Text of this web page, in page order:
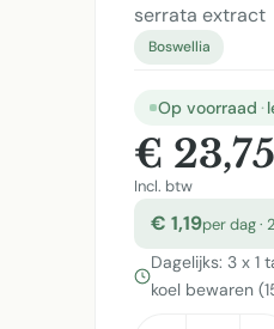
serrata extract
Boswellia
Op voorraad ·
€ 23,75
Incl. btw
€ 1,19per dag ·
Dagelijks: 3 x
koel bewaren